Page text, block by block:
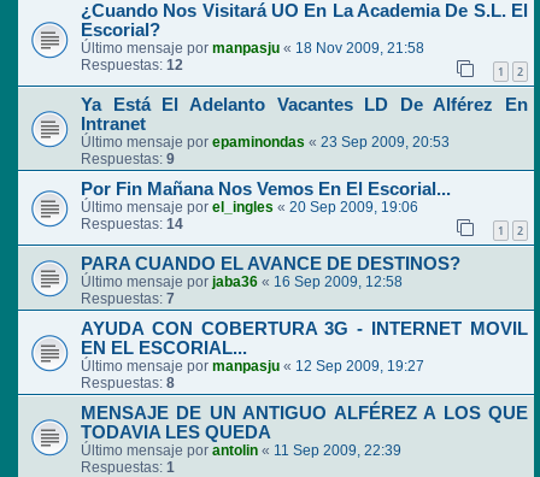
¿Cuando Nos Visitará UO En La Academia De S.L. El
Escorial?
Último mensaje por manpasju « 18 Nov 2009, 21:58
Respuestas: 12 1 2
Ya Está El Adelanto Vacantes LD De Alférez En
Intranet
Último mensaje por epaminondas « 23 Sep 2009, 20:53
Respuestas: 9
Por Fin Mañana Nos Vemos En El Escorial...
Último mensaje por el_ingles « 20 Sep 2009, 19:06
Respuestas: 14 1 2
PARA CUANDO EL AVANCE DE DESTINOS?
Último mensaje por jaba36 « 16 Sep 2009, 12:58
Respuestas: 7
AYUDA CON COBERTURA 3G - INTERNET MOVIL
EN EL ESCORIAL...
Último mensaje por manpasju « 12 Sep 2009, 19:27
Respuestas: 8
MENSAJE DE UN ANTIGUO ALFÉREZ A LOS QUE
TODAVIA LES QUEDA
Último mensaje por antolin « 11 Sep 2009, 22:39
Respuestas: 1